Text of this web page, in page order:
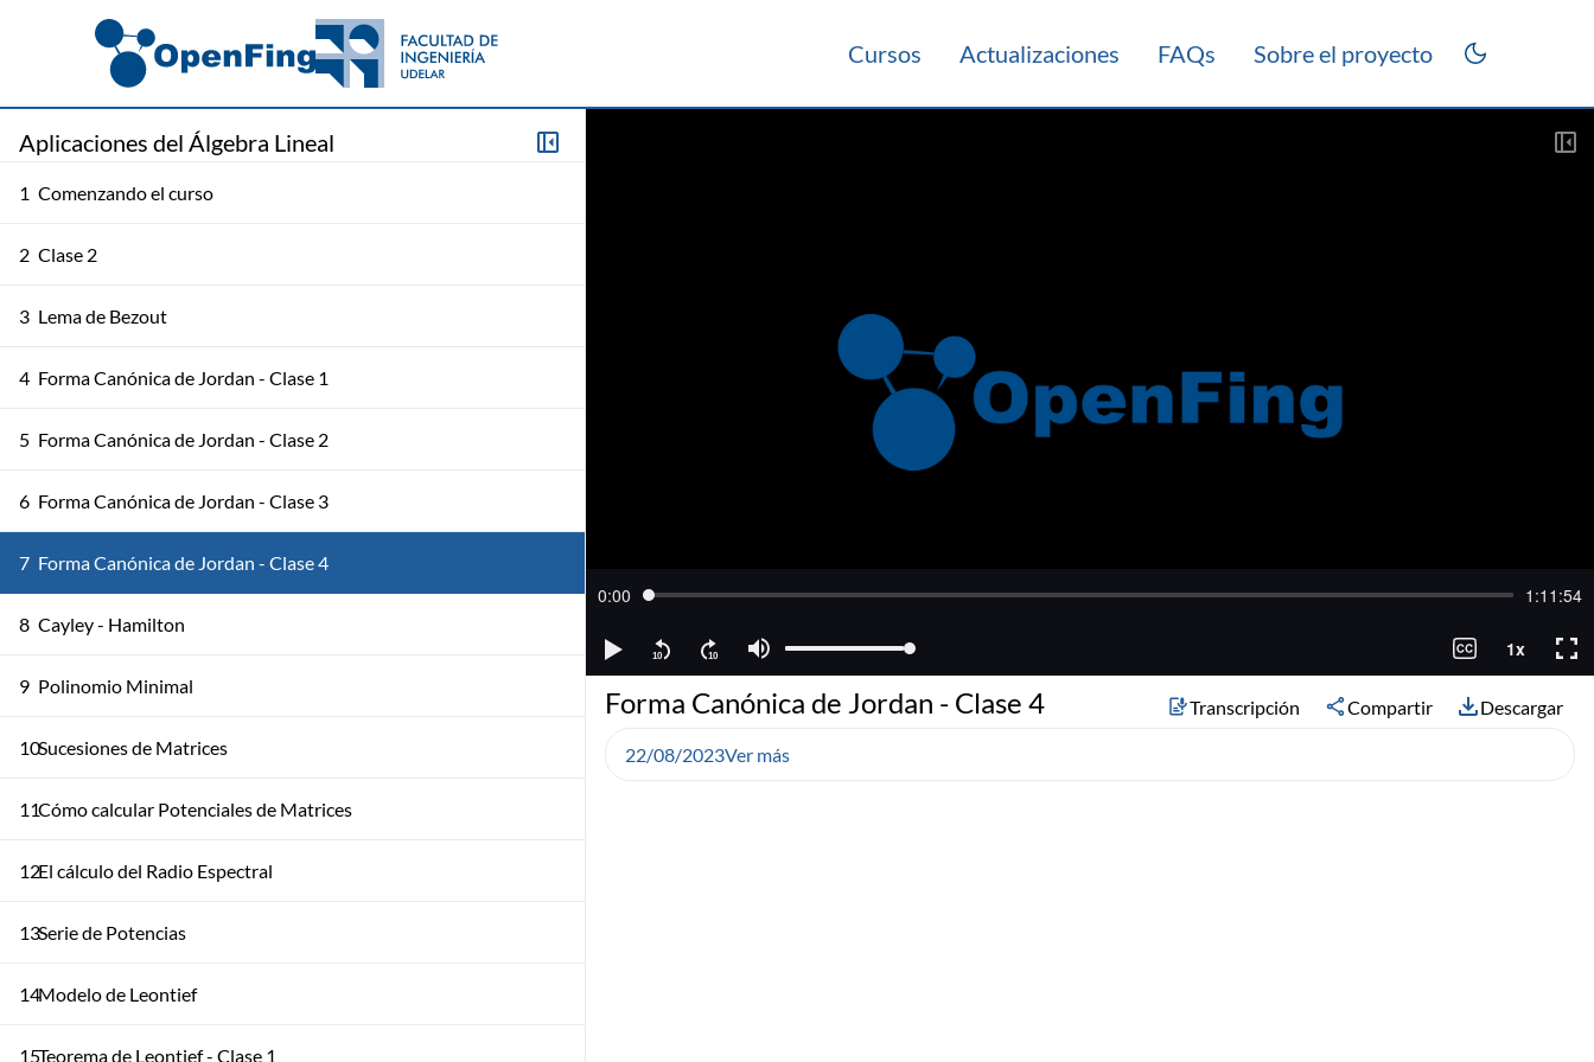
Cursos Actualizaciones FAQs Sobre el proyecto
Aplicaciones del Álgebra Lineal
1 Comenzando el curso
2 Clase 2
3 Lema de Bezout
4 Forma Canónica de Jordan - Clase 1
5 Forma Canónica de Jordan - Clase 2
6 Forma Canónica de Jordan - Clase 3
7 Forma Canónica de Jordan - Clase 4
8 Cayley - Hamilton
9 Polinomio Minimal
10Sucesiones de Matrices
11Cómo calcular Potenciales de Matrices
12El cálculo del Radio Espectral
13Serie de Potencias
14Modelo de Leontief
15Teorema de Leontief - Clase 1
Forma Canónica de Jordan - Clase 4 Transcripción Compartir Descargar
22/08/2023Ver más